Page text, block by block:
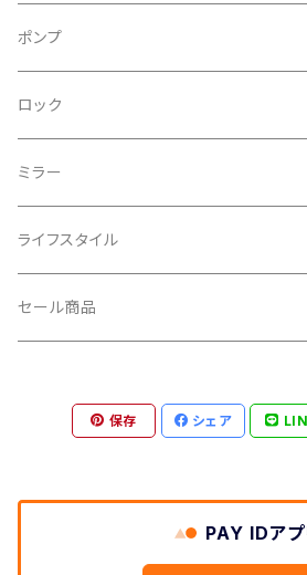
CRANE/クレーン
CRANKBROTHERS/クランクブラザーズ
CROSS SECTION/クロスセクション
CLIK/クリック
CUSH CORE/クッシュコア
DEFEET/デフィート
DIXNA/ディズナ
バックパック
フレームバッグ
輪行袋
輪行小物
バイクカバー
その他
フロントライト
テールライト
ポンプ
ロック
ミラー
ライフスタイル
キャップ
アクセサリー
セール商品
保存 シェア
PAY IDアプ